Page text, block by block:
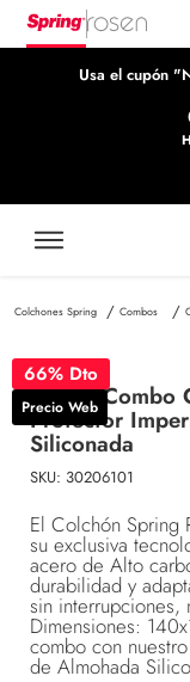
Usa el cupón
Combos
66% Dto
Precio Web
Spring Combo
Protector
Siliconada
SKU: 30206101
El Colchón Spring
su exclusiva
acero de Alto
durabilidad y
sin interrupciones,
Dimensiones:
combo con
de Almohada